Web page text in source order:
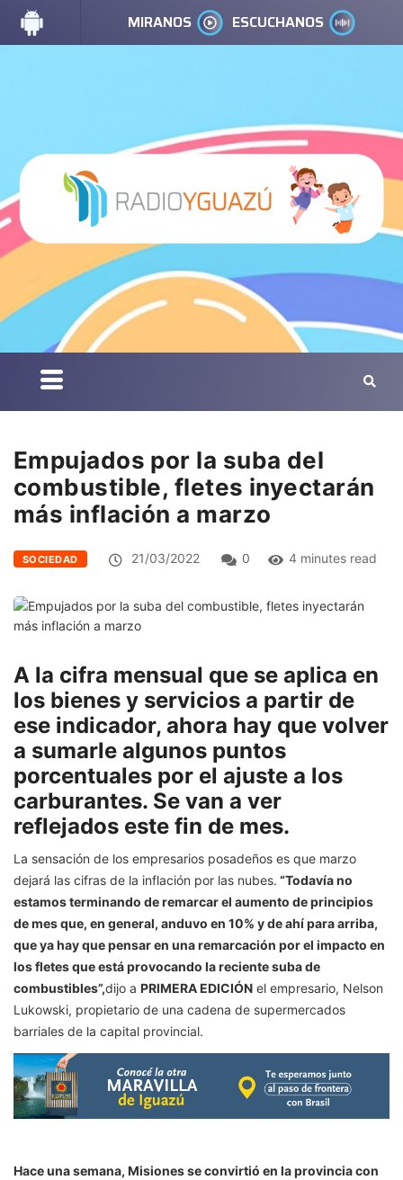
MIRANOS ESCUCHANOS
Empujados por la suba del
combustible, fletes inyectarán
más inflación a marzo
SOCIEDAD 21/03/2022 0 4 minutes read
A la cifra mensual que se aplica en
los bienes y servicios a partir de
ese indicador, ahora hay que volver
a sumarle algunos puntos
porcentuales por el ajuste a los
carburantes. Se van a ver
reflejados este fin de mes.
La sensación de los empresarios posadeños es que marzo
dejará las cifras de la inflación por las nubes. “Todavía no
estamos terminando de remarcar el aumento de principios
de mes que, en general, anduvo en 10% y de ahí para arriba,
que ya hay que pensar en una remarcación por el impacto en
los fletes que está provocando la reciente suba de
combustibles”,dijo a PRIMERA EDICIÓN el empresario, Nelson
Lukowski, propietario de una cadena de supermercados
barriales de la capital provincial.
Hace una semana, Misiones se convirtió en la provincia con